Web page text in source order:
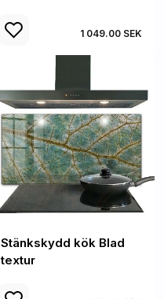
1 049.00 SEK
Stänkskydd kök Blad
textur